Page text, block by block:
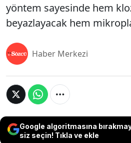
yöntem sayesinde hem
beyazlayacak hem
Haber Merkezi
Google algoritmasına
siz seçin! Tıkla ve ekle